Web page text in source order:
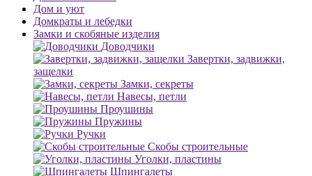
Дом и уют
Домкраты и лебедки
Замки и скобяные изделия
Доводчики
Завертки, задвижки,
защелки
Замки, секреты
Навесы, петли
Проушины
Пружины
Ручки
Скобы строительные
Уголки, пластины
Шпингалеты